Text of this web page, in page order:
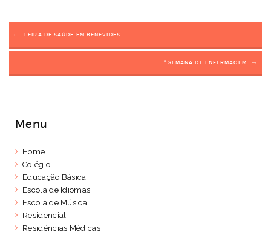
FEIRA DE SAÚDE EM BENEVIDES
1ª SEMANA DE ENFERMAGEM
Menu
Home
Colégio
Educação Básica
Escola de Idiomas
Escola de Música
Residencial
Residências Médicas